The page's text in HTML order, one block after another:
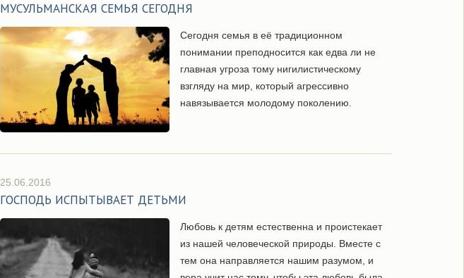
МУСУЛЬМАНСКАЯ СЕМЬЯ СЕГОДНЯ
Сегодня семья в её традиционном
понимании преподносится как едва ли не
главная угроза тому нигилистическому
взгляду на мир, который агрессивно
навязывается молодому поколению.
25.06.2016
ГОСПОДЬ ИСПЫТЫВАЕТ ДЕТЬМИ
Любовь к детям естественна и проистекает
из нашей человеческой природы. Вместе с
тем она направляется нашим разумом, и